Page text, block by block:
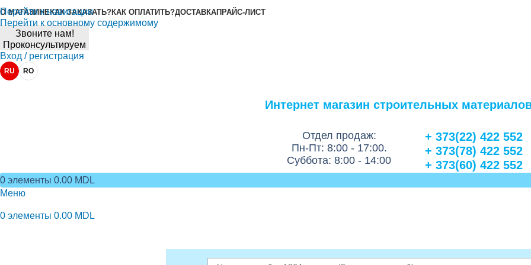
Перейти к навигации
Перейти к основному содержимому
О МАГАЗИНЕКАК ЗАКАЗАТЬ?КАК ОПЛАТИТЬ?ДОСТАВКАПРАЙС-ЛИСТ
Звоните нам!
Проконсультируем
Вход / регистрация
RU RO
Интернет магазин строительных
Отдел продаж:
Пн-Пт: 8:00 - 17:00.
Суббота: 8:00 - 14:00
+ 373(22) 422 552
+ 373(78) 422 552
+ 373(60) 422 552
0 элементы 0.00 MDL
Меню
0 элементы 0.00 MDL